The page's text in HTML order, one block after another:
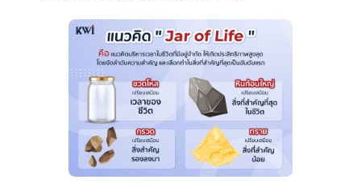
“ทฤษฎีกระปุกทราย” เพื่อเป็นตัวช่วยวางแผนอ
เงินรับปีใหม่นี้
ที่มาของข้อมูล : finnomena.com
,krungsri.com,bangkokbiznews.com